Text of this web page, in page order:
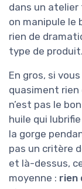
dans un atelier
on manipule le
rien de
type de produit.
En gros, si
quasiment rien
n’est pas le
huile qui
la gorge
pas un critère
et là-dessus,
moyenne : rien